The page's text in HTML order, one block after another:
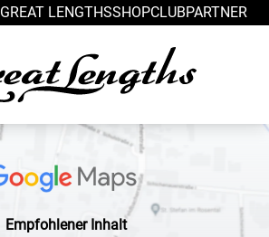
GREAT LENGTHSSHOPCLUBPARTNER
Empfohlener Inhalt